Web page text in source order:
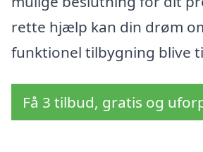
rette hjælp kan din drøm
funktionel tilbygning blive
Få 3 tilbud, gratis og